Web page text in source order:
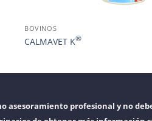
BOVINOS
CALMAVET K®
profesional y no